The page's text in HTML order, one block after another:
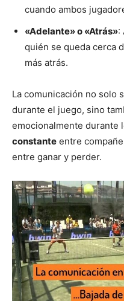
cuando ambos
«Adelante» o «Atrás»:
quién se queda cerca
más atrás.
La comunicación no solo
durante el juego, sino
emocionalmente durante
constante entre
entre ganar y perder.